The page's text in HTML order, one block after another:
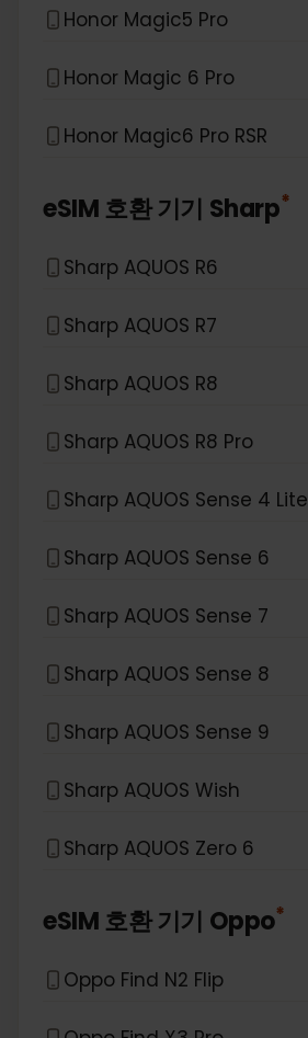
Honor Magic5 Pro
Honor Magic 6 Pro
Honor Magic6 Pro RSR
eSIM 호환 기기 Sharp*
Sharp AQUOS R6
Sharp AQUOS R7
Sharp AQUOS R8
Sharp AQUOS R8 Pro
Sharp AQUOS Sense 4 Lite
Sharp AQUOS Sense 6
Sharp AQUOS Sense 7
Sharp AQUOS Sense 8
Sharp AQUOS Sense 9
Sharp AQUOS Wish
Sharp AQUOS Zero 6
eSIM 호환 기기 Oppo*
Oppo Find N2 Flip